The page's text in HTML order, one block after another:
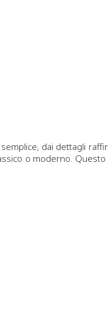
dai dettagli
o moderno.